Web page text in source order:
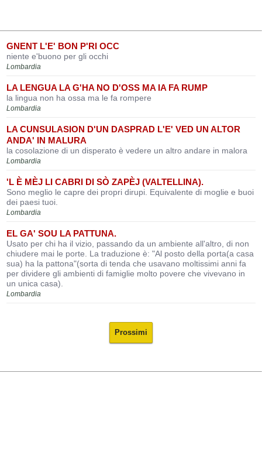
GNENT L'E' BON P'RI OCC
niente e'buono per gli occhi
Lombardia
LA LENGUA LA G'HA NO D'OSS MA IA FA RUMP
la lingua non ha ossa ma le fa rompere
Lombardia
LA CUNSULASION D'UN DASPRAD L'E' VED UN ALTOR
ANDA' IN MALURA
la cosolazione di un disperato è vedere un altro andare in malora
Lombardia
'L È MÈJ LI CABRI DI SÒ ZAPÈJ (VALTELLINA).
Sono meglio le capre dei propri dirupi. Equivalente di moglie e buoi
dei paesi tuoi.
Lombardia
EL GA' SOU LA PATTUNA.
Usato per chi ha il vizio, passando da un ambiente all'altro, di non
chiudere mai le porte. La traduzione è: "Al posto della porta(a casa
sua) ha la pattona"(sorta di tenda che usavano moltissimi anni fa
per dividere gli ambienti di famiglie molto povere che vivevano in
un unica casa).
Lombardia
Prossimi